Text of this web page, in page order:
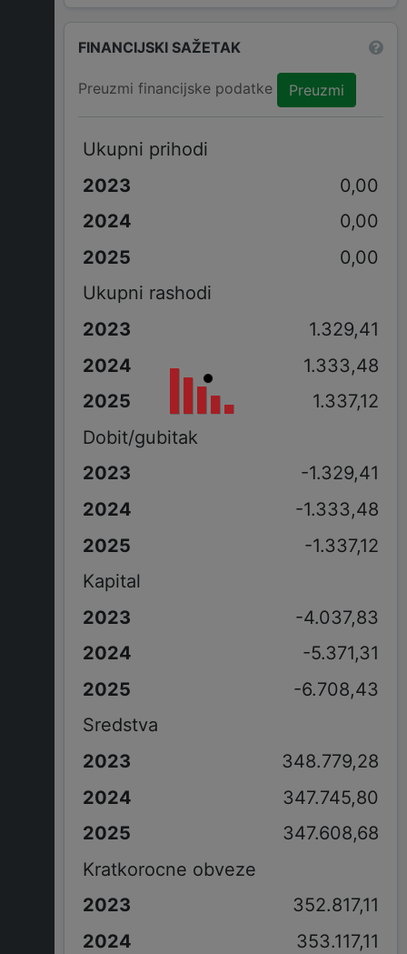
FINANCIJSKI SAŽETAK
Preuzmi financijske podatke Preuzmi
Ukupni prihodi
0,00
0,00
0,00
Ukupni rashodi
1.329,41
1.333,48
1.337,12
Dobit/gubitak
-1.329,41
-1.333,48
-1.337,12
Kapital
-4.037,83
-5.371,31
-6.708,43
Sredstva
348.779,28
347.745,80
347.608,68
Kratkorocne obveze
352.817,11
353.117,11